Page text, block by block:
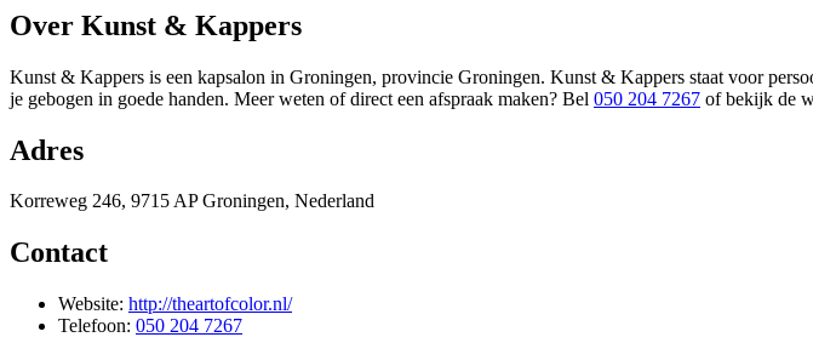
+
Over Kunst & Kappers
Kunst & Kappers is een kapsalon in Groningen, provincie Groningen. Kunst & Kappers staat voor
je gebogen in goede handen. Meer weten of direct een afspraak maken? Bel 050 204 7267 of bekijk de
Adres
Korreweg 246, 9715 AP Groningen, Nederland
Contact
Website: http://theartofcolor.nl/
Telefoon: 050 204 7267